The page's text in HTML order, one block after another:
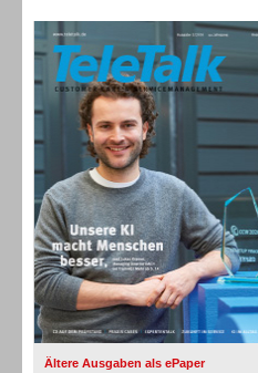
Ältere Ausgaben als ePaper
Inbound